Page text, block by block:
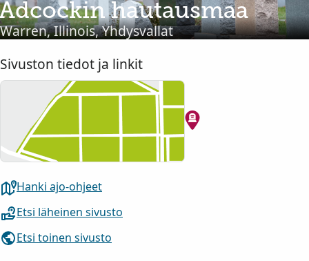
hautausmaa
Warren, Illinois, Yhdysvallat
Sivuston tiedot ja linkit
Hanki ajo-ohjeet
Etsi läheinen sivusto
Etsi toinen sivusto